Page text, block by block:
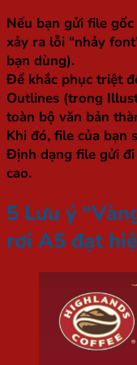
Nếu bạn gửi file
xảy ra lỗi “nhảy
bạn dùng).
Để khắc phục triệt
Outlines (trong
toàn bộ văn bản
Khi đó, file của bạn
Định dạng file gửi
cao.
5 Lưu ý
rơi A5 đạt